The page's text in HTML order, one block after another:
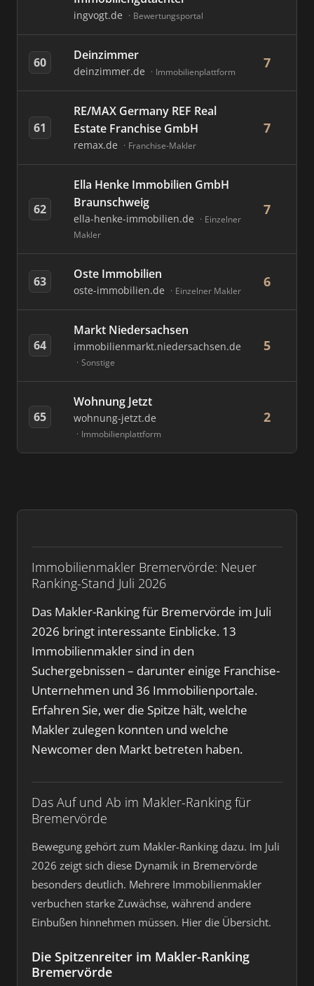
Immobilienmakler Bremervörde: Neuer
Ranking-Stand Juli 2026
Das Makler-Ranking für Bremervörde im Juli
2026 bringt interessante Einblicke. 13
Immobilienmakler sind in den
Suchergebnissen – darunter einige Franchise-
Unternehmen und 36 Immobilienportale.
Erfahren Sie, wer die Spitze hält, welche
Makler zulegen konnten und welche
Newcomer den Markt betreten haben.
Das Auf und Ab im Makler-Ranking für
Bremervörde
Bewegung gehört zum Makler-Ranking dazu. Im Juli
2026 zeigt sich diese Dynamik in Bremervörde
besonders deutlich. Mehrere Immobilienmakler
verbuchen starke Zuwächse, während andere
Einbußen hinnehmen müssen. Hier die Übersicht.
Die Spitzenreiter im Makler-Ranking
Bremervörde
ingvogt.de Bewertungsportal
60 Deinzimmer
deinzimmer.de Immobilienplattform
7
61
RE/MAX Germany REF Real
Estate Franchise GmbH
remax.de Franchise-Makler
7
62
Ella Henke Immobilien GmbH
Braunschweig
ella-henke-immobilien.de
Einzelner
Makler
7
63 Oste Immobilien
oste-immobilien.de Einzelner Makler
6
64
Markt Niedersachsen
immobilienmarkt.niedersachsen.de
Sonstige
5
65
Wohnung Jetzt
wohnung-jetzt.de
Immobilienplattform
2